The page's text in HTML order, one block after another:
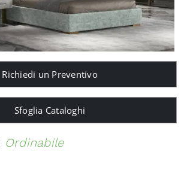
Richiedi un Preventivo
Sfoglia Cataloghi
Ordinabile